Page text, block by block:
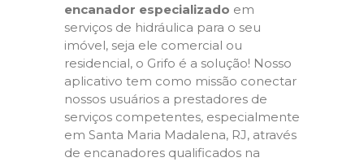
encanador especializado em
serviços de hidráulica para o seu
imóvel, seja ele comercial ou
residencial, o Grifo é a solução! Nosso
aplicativo tem como missão conectar
nossos usuários a prestadores de
serviços competentes, especialmente
em Santa Maria Madalena, RJ, através
de encanadores qualificados na